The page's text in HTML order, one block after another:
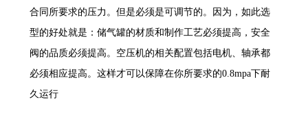
合同所要求的压力。但是必须是可调节的。因为，如此选
型的好处就是：储气罐的材质和制作工艺必须提高，安全
阀的品质必须提高。空压机的相关配置包括电机、轴承都
必须相应提高。这样才可以保障在你所要求的0.8mpa下耐
久运行